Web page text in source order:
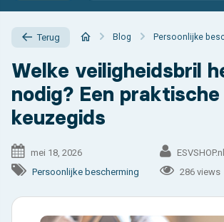
Terug Blog Persoonlijke
Welke veiligheidsbril
nodig? Een praktische
keuzegids
mei 18, 2026
ESVSHOP.nl
Persoonlijke bescherming
286 views